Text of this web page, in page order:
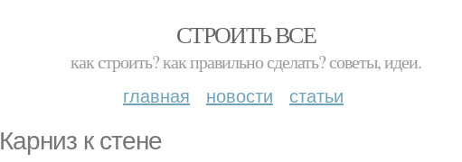
СТРОИТЬ ВСЕ
как строить? как правильно сделать? советы, идеи.
главная новости статьи
Карниз к стене